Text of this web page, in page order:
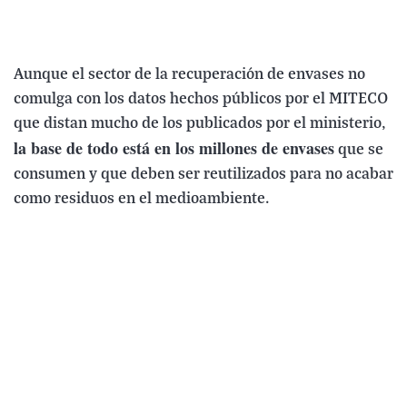
Aunque el sector de la recuperación de envases no
comulga con los datos hechos públicos por el MITECO
que distan mucho de los publicados por el ministerio,
la base de todo está en los millones de envases que se
consumen y que deben ser reutilizados para no acabar
como residuos en el medioambiente.